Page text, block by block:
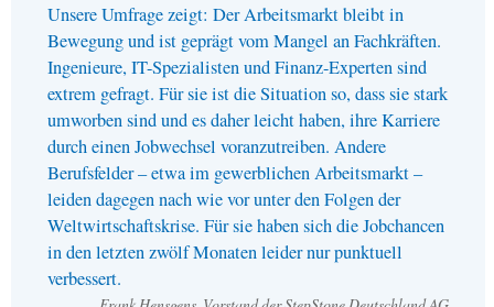
Unsere Umfrage zeigt: Der Arbeitsmarkt bleibt in
Bewegung und ist geprägt vom Mangel an Fachkräften.
Ingenieure, IT-Spezialisten und Finanz-Experten sind
extrem gefragt. Für sie ist die Situation so, dass sie stark
umworben sind und es daher leicht haben, ihre Karriere
durch einen Jobwechsel voranzutreiben. Andere
Berufsfelder – etwa im gewerblichen Arbeitsmarkt –
leiden dagegen nach wie vor unter den Folgen der
Weltwirtschaftskrise. Für sie haben sich die Jobchancen
in den letzten zwölf Monaten leider nur punktuell
verbessert.